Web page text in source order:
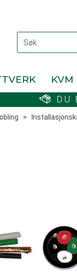
KVM
DU
>